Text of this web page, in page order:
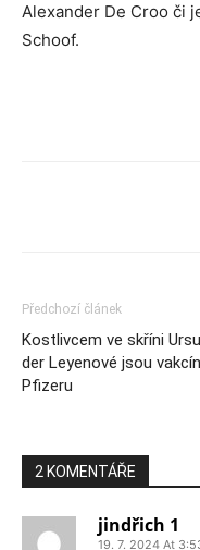
Alexander De Croo či
Schoof.
Předchozí článek
Kostlivcem ve skříni
der Leyenové jsou
Pfizeru
2 KOMENTÁŘE
jindřich 1
19. 7. 2024 At